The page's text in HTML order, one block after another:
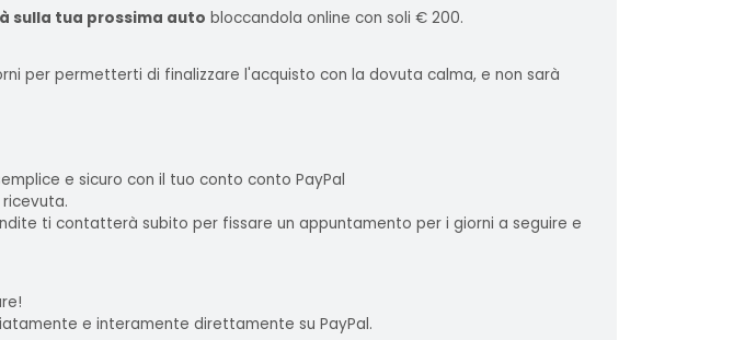
sulla tua prossima auto bloccandola online con soli € 200.
per permetterti di finalizzare l'acquisto con la dovuta calma, e non sarà
e sicuro con il tuo conto conto PayPal
ti contatterà subito per fissare un appuntamento per i giorni a seguire e
e interamente direttamente su PayPal.